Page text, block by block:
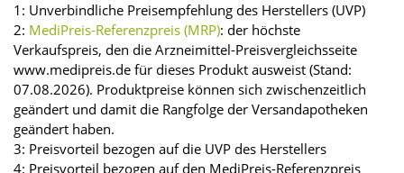
1: Unverbindliche Preisempfehlung des Herstellers (UVP)
2: MediPreis-Referenzpreis (MRP): der höchste
Verkaufspreis, den die Arzneimittel-Preisvergleichsseite
www.medipreis.de für dieses Produkt ausweist (Stand:
07.08.2026). Produktpreise können sich zwischenzeitlich
geändert und damit die Rangfolge der Versandapotheken
geändert haben.
3: Preisvorteil bezogen auf die UVP des Herstellers
4: Preisvorteil bezogen auf den MediPreis-Referenzpreis